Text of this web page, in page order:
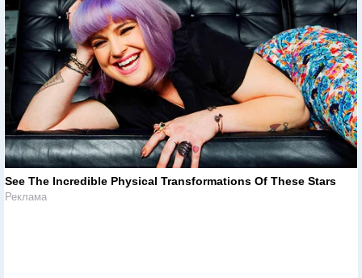
See The Incredible Physical Transformations Of These Stars
Реклама